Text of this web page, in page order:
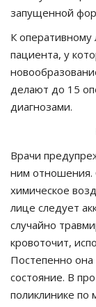
запущенной
К оперативному
пациента, у
делают до 15
диагнозами.
Врачи
ним отношения.
химическое
лице следует
случайно
кровоточит,
Постепенно она
состояние. В
поликлинике по